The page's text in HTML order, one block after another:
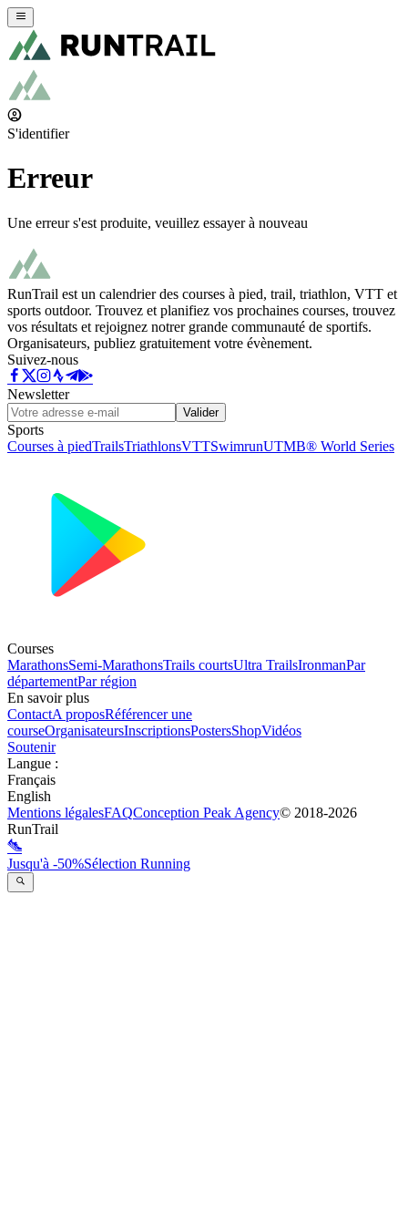
S'identifier
Erreur
Une erreur s'est produite, veuillez essayer à nouveau
RunTrail est un calendrier des courses à pied, trail, triathlon, VTT et
sports outdoor. Trouvez et planifiez vos prochaines courses, trouvez
vos résultats et rejoignez notrer grande communauté de sportifs.
Organisateurs, publiez gratuitement votre évènement.
Suivez-nous
Newsletter
Valider
Sports
Courses à piedTrailsTriathlonsVTTSwimrunUTMB® World Series
Courses
MarathonsSemi-MarathonsTrails courtsUltra TrailsIronmanPar
départementPar région
En savoir plus
ContactA proposRéférencer une
courseOrganisateursInscriptionsPostersShopVidéos
Soutenir
Langue :
Français
English
Mentions légalesFAQConception Peak Agency© 2018-2026
RunTrail
Jusqu'à -50%Sélection Running